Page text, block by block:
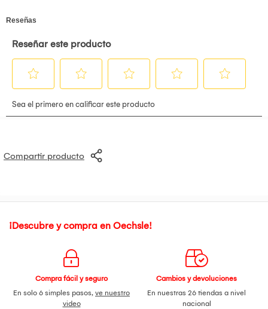
Compartir producto
¡Descubre y compra en Oechsle!
Compra fácil y seguro
En solo 6 simples pasos, ve nuestro
video
Cambios y devoluciones
En nuestras 26 tiendas a nivel
nacional